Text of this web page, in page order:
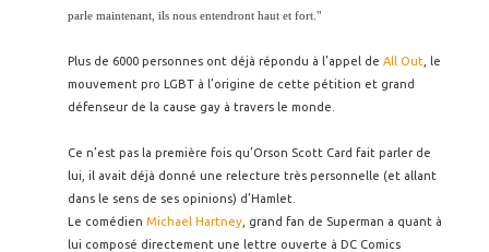
parle maintenant, ils nous entendront haut et fort."
Plus de 6000 personnes ont déjà répondu à l’appel de All Out , le
mouvement pro LGBT à l’origine de cette pétition et grand
défenseur de la cause gay à travers le monde.
Ce n’est pas la première fois qu’Orson Scott Card fait parler de
lui, il avait déjà donné une relecture très personnelle (et allant
dans le sens de ses opinions) d’Hamlet.
Le comédien Michael Hartney , grand fan de Superman a quant à
lui composé directement une lettre ouverte à DC Comics